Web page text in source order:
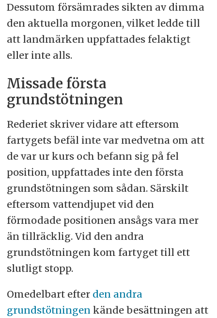
Dessutom försämrades sikten av dimma
den aktuella morgonen, vilket ledde till
att landmärken uppfattades felaktigt
eller inte alls.
Missade första
grundstötningen
Rederiet skriver vidare att eftersom
fartygets befäl inte var medvetna om att
de var ur kurs och befann sig på fel
position, uppfattades inte den första
grundstötningen som sådan. Särskilt
eftersom vattendjupet vid den
förmodade positionen ansågs vara mer
än tillräcklig. Vid den andra
grundstötningen kom fartyget till ett
slutligt stopp.
Omedelbart efter den andra
grundstötningen kände besättningen att